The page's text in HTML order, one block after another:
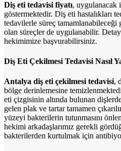
Diş eti tedavisi fiyatı, uygulanacak
göstermektedir. Diş eti hastalıkları
tedavilerle süreç
olan süreçler de uygulanabilir.
hekimimize başvurabilirsiniz.
Diş Eti Çekilmesi Tedavisi Nasıl
Antalya diş eti çekilmesi tedavisi,
bölge derinlemesine
eti çizgisinin altında bulunan
gelen plak ve tartar tamamen
yüzeyi bakterilerin tutunmasını
hekimi arkadaşlarımız gerekli
bakterilerden kurtulmak için